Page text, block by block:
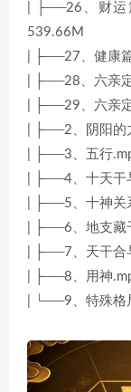
| ├──26、财
539.66M
| ├──27、健康
| ├──28、六亲
| ├──29、六亲
| ├──2、阴阳的
| ├──3、五行
| ├──4、十天干
| ├──5、十神
| ├──6、地支
| ├──7、天干合
| ├──8、用神
| └──9、特殊